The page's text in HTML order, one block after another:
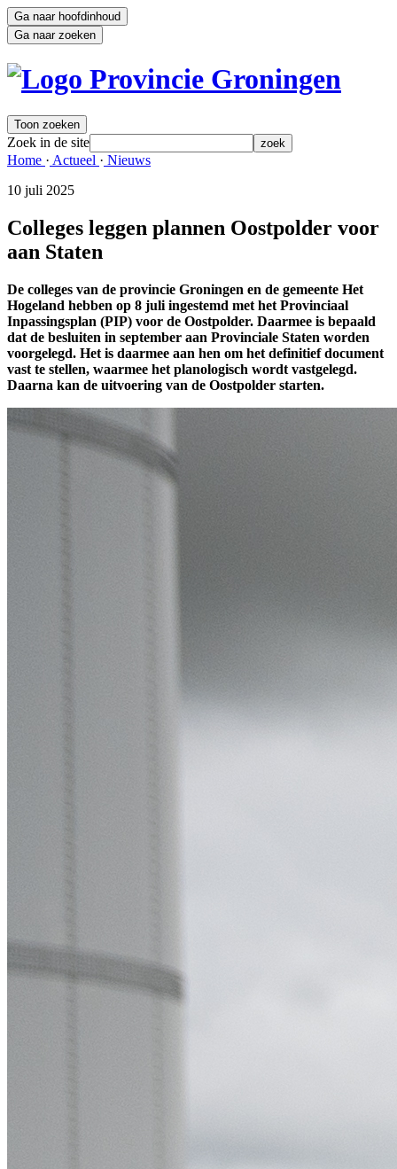
Ga naar hoofdinhoud
Ga naar zoeken
Toon zoeken
Zoek in de site zoek
Home · Actueel · Nieuws
10 juli 2025
Colleges leggen plannen Oostpolder voor
aan Staten
De colleges van de provincie Groningen en de gemeente Het
Hogeland hebben op 8 juli ingestemd met het Provinciaal
Inpassingsplan (PIP) voor de Oostpolder. Daarmee is bepaald
dat de besluiten in september aan Provinciale Staten worden
voorgelegd. Het is daarmee aan hen om het definitief document
vast te stellen, waarmee het planologisch wordt vastgelegd.
Daarna kan de uitvoering van de Oostpolder starten.